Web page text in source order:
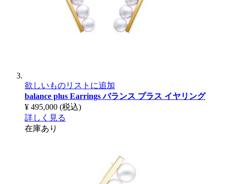
欲しいものリストに追加
balance plus Earringsバランス プラス イヤリング
¥ 495,000 (税込)
詳しく見る
在庫あり